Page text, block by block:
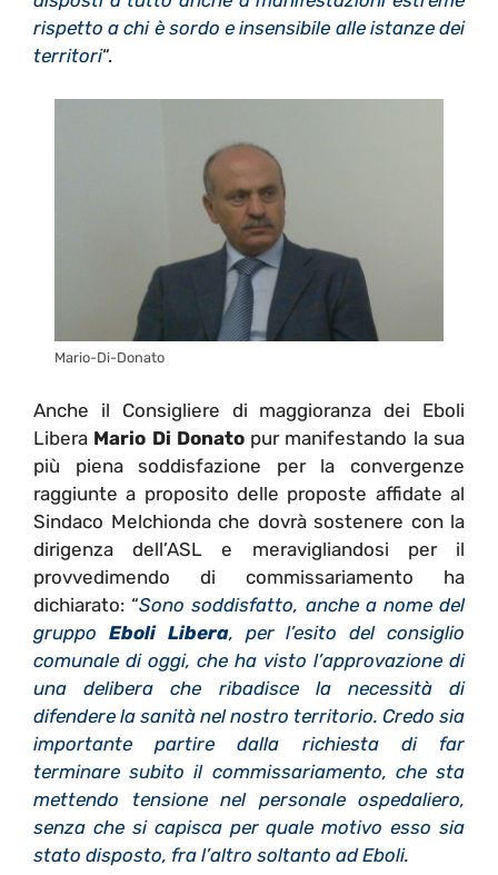
rispetto a chi è sordo e insensibile alle istanze dei
territori“.
Mario-Di-Donato
Anche il Consigliere di maggioranza dei Eboli
Libera Mario Di Donatopur manifestando la sua
più piena soddisfazione per la convergenze
raggiunte a proposito delle proposte affidate al
Sindaco Melchionda che dovrà sostenere con la
dirigenza dell’ASL e meravigliandosi per il
provvedimendo di commissariamento ha
dichiarato: “Sono soddisfatto, anche a nome del
gruppo Eboli Libera, per l’esito del consiglio
comunale di oggi, che ha visto l’approvazione di
una delibera che ribadisce la necessità di
difendere la sanità nel nostro territorio. Credo sia
importante partire dalla richiesta di far
terminare subito il commissariamento, che sta
mettendo tensione nel personale ospedaliero,
senza che si capisca per quale motivo esso sia
stato disposto, fra l’altro soltanto ad Eboli.